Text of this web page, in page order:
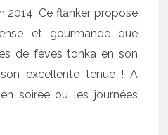
2014. Ce flanker propose
et gourmande que
de fèves tonka en son
excellente tenue ! A
soirée ou les journées